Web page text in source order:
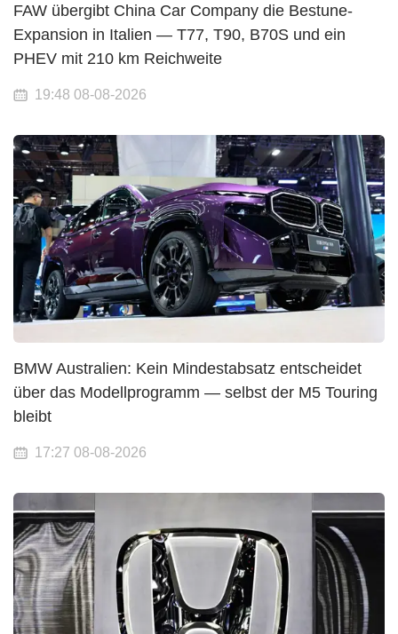
FAW übergibt China Car Company die Bestune-
Expansion in Italien — T77, T90, B70S und ein
PHEV mit 210 km Reichweite
19:48 08-08-2026
BMW Australien: Kein Mindestabsatz entscheidet
über das Modellprogramm — selbst der M5 Touring
bleibt
17:27 08-08-2026